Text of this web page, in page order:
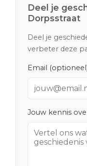
Deel je
Dorpsstraat
Deel je
verbeter deze
Email
Jouw kennis